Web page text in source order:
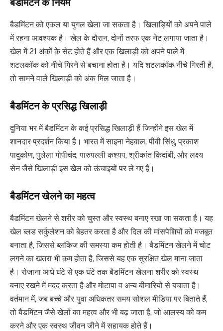
बैडमिंटन के नियम
बैडमिंटन को एकल या युगल खेला जा सकता है। खिलाड़ियों को अपने पाले
में रहना आवश्यक है। खेल के दौरान, दोनों तरफ एक नेट लगाया जाता है।
खेल में 21 अंकों के सेट होते हैं और एक खिलाड़ी को अपने पाले में
शटलकॉक को नीचे गिरने से बचाना होता है। यदि शटलकॉक नीचे गिरती है,
तो सामने वाले खिलाड़ी को अंक मिल जाता है।
बैडमिंटन के प्रसिद्ध खिलाड़ी
दुनिया भर में बैडमिंटन के कई प्रसिद्ध खिलाड़ी हैं जिन्होंने इस खेल में
शानदार प्रदर्शन किया है। भारत में साइना नेहवाल, पीवी सिंधु, प्रकाश
पादुकोण, पुलेला गोपीचंद, पारुपल्ली कश्यप, श्रीकांत किदांबी, और लक्ष्य
सेन जैसे खिलाड़ी इस खेल को ऊंचाइयों पर ले गए हैं।
बैडमिंटन खेलने का महत्व
बैडमिंटन खेलने से शरीर को चुस्त और स्वस्थ बनाए रखा जा सकता है। यह
खेल ब्लड सर्कुलेशन को बेहतर करता है और दिल की मांसपेशियों को मजबूत
बनाता है, जिससे ब्लॉकेज की समस्या कम होती है। बैडमिंटन खेलने में चोट
लगने का खतरा भी कम होता है, जिससे यह एक सुरक्षित खेल माना जाता
है। रोजाना आधे घंटे से एक घंटे तक बैडमिंटन खेलना शरीर को स्वस्थ
बनाए रखने में मदद करता है और मोटापा व अन्य बीमारियों से बचाता है।
वर्तमान में, जब बच्चे और युवा अधिकतर समय सोशल मीडिया पर बिताते हैं,
तो बैडमिंटन जैसे खेलों का महत्व और भी बढ़ जाता है, जो आलस्य को कम
करने और एक स्वस्थ जीवन जीने में सहायक होते हैं।